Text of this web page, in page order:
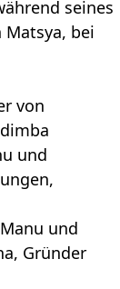
seines
Matsya, bei
von
und
und
Gründer